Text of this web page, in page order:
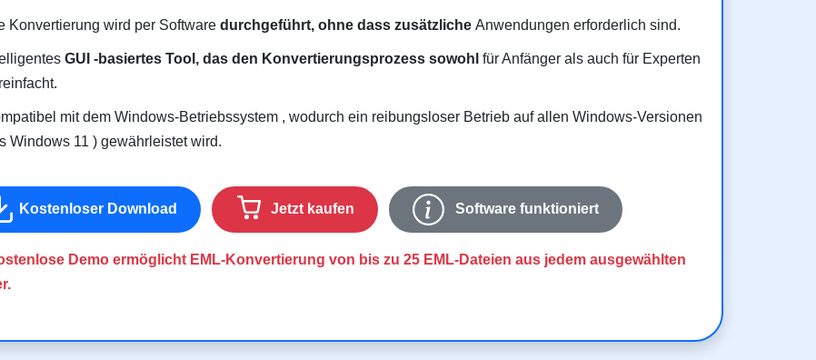
Konvertierung wird per Software durchgeführt, ohne dass zusätzliche Anwendungen erforderlich sind.
GUI -basiertes Tool, das den Konvertierungsprozess sowohl für Anfänger als auch für Experten
mit dem Windows-Betriebssystem , wodurch ein reibungsloser Betrieb auf allen Windows-Versionen
Windows 11 ) gewährleistet wird.
Kostenloser Download Jetzt kaufen Software funktioniert
Demo ermöglicht EML-Konvertierung von bis zu 25 EML-Dateien aus jedem ausgewählten